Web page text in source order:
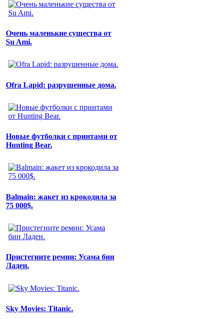
Очень маленькие существа от
Su Ami.
Ofra Lapid: разрушенные дома.
Новые футболки с принтами от
Hunting Bear.
Balmain: жакет из крокодила за
75 000$.
Пристегните ремни: Усама бин
Ладен.
Sky Movies: Titanic.